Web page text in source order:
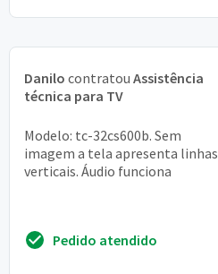
Danilo contratou Assistência
técnica para TV
Modelo: tc-32cs600b. Sem
imagem a tela apresenta linhas
verticais. Áudio funciona
Pedido atendido